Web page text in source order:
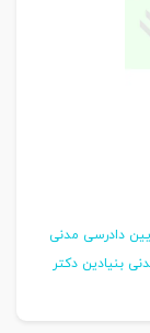
دادرسی مدنی
بنیادین دکتر